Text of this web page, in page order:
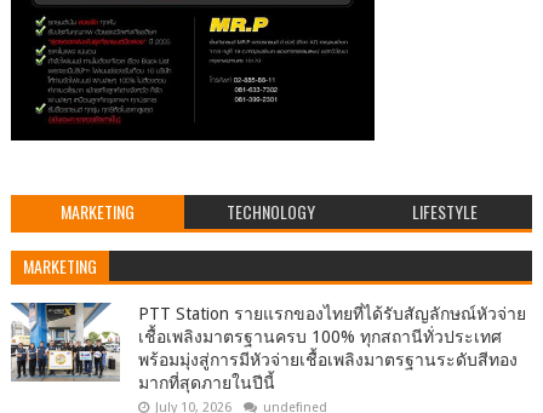
MARKETING TECHNOLOGY LIFESTYLE
MARKETING
PTT Station รายแรกของไทยที่ได้รับสัญลักษณ์หัวจ่าย
เชื้อเพลิงมาตรฐานครบ 100% ทุกสถานีทั่วประเทศ
พร้อมมุ่งสู่การมีหัวจ่ายเชื้อเพลิงมาตรฐานระดับสีทอง
มากที่สุดภายในปีนี้
July 10, 2026 undefined